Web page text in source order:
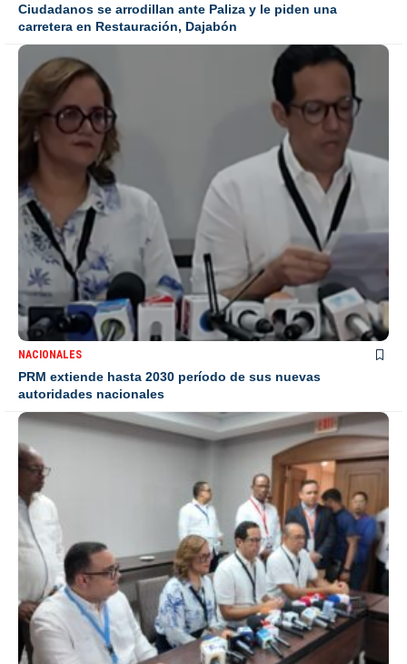
Ciudadanos se arrodillan ante Paliza y le piden una
carretera en Restauración, Dajabón
NACIONALES
PRM extiende hasta 2030 período de sus nuevas
autoridades nacionales